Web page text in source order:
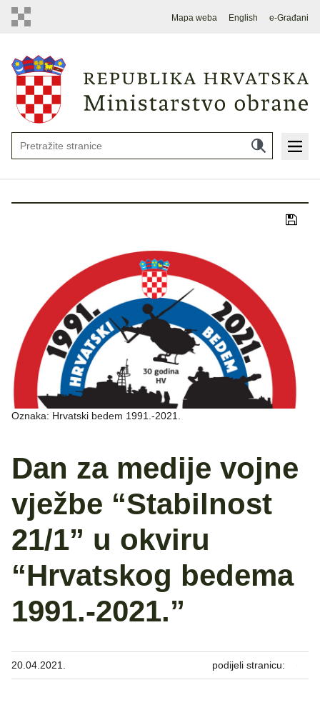
Mapa weba English e-Građani
Oznaka: Hrvatski bedem 1991.-2021.
Dan za medije vojne
vježbe “Stabilnost
21/1” u okviru
“Hrvatskog bedema
1991.-2021.”
20.04.2021. podijeli stranicu: